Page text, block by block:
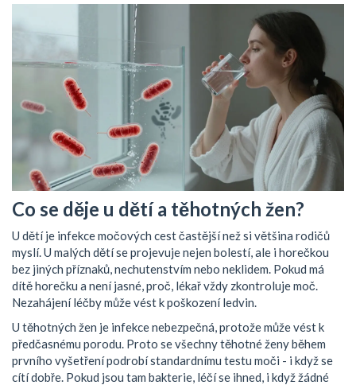
Co se děje u dětí a těhotných žen?
U dětí je infekce močových cest častější než si většina rodičů
myslí. U malých dětí se projevuje nejen bolestí, ale i horečkou
bez jiných příznaků, nechutenstvím nebo neklidem. Pokud má
dítě horečku a není jasné, proč, lékař vždy zkontroluje moč.
Nezahájení léčby může vést k poškození ledvin.
U těhotných žen je infekce nebezpečná, protože může vést k
předčasnému porodu. Proto se všechny těhotné ženy během
prvního vyšetření podrobí standardnímu testu moči - i když se
cítí dobře. Pokud jsou tam bakterie, léčí se ihned, i když žádné